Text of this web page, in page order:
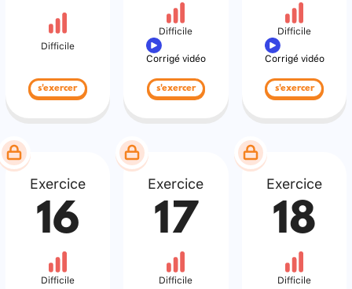
Difficile
s'exercer
Difficile
Corrigé vidéo
s'exercer
Difficile
Corrigé vidéo
s'exercer
Exercice
16
Difficile
Exercice
17
Difficile
Exercice
18
Difficile